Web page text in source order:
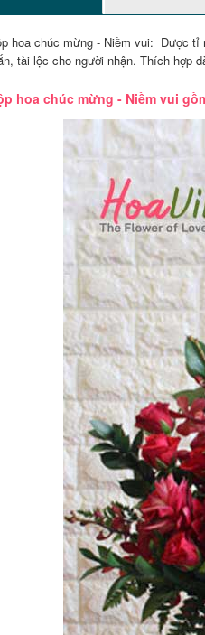
hoa chúc mừng - Niềm vui: Được tỉ
tài lộc cho người nhận. Thích hợp
hoa chúc mừng - Niềm vui